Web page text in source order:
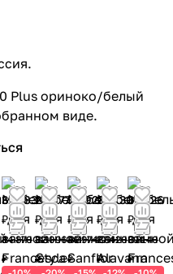
Plus ориноко/белый
виде.
31 383
₽
34 870
₽
25 677
₽
32 096
₽
39 928
₽
46 974
₽
24 130
₽
27 420
₽
35 226
₽
39 140
₽